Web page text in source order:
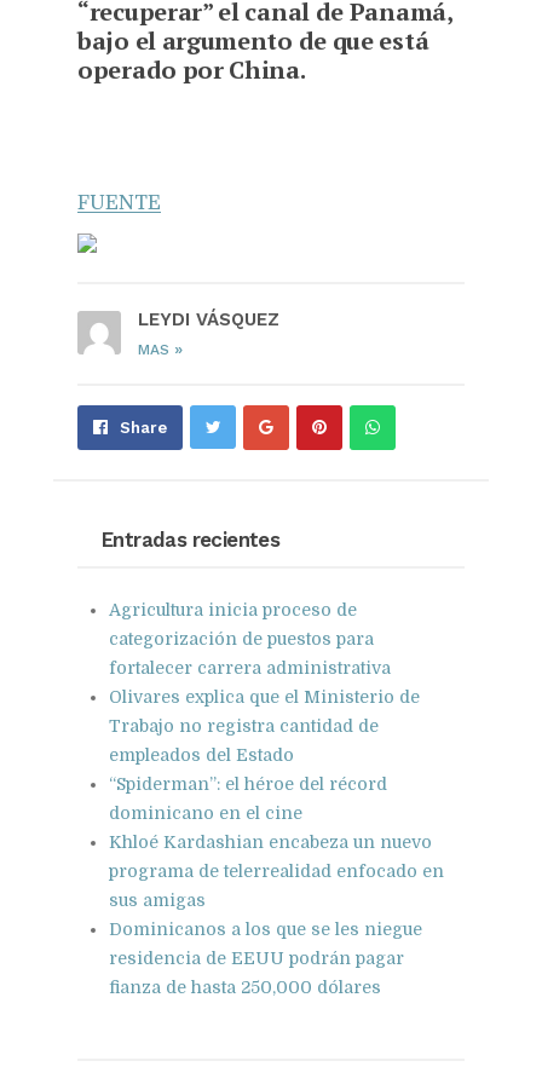
“recuperar” el canal de Panamá,
bajo el argumento de que está
operado por China.
FUENTE
LEYDI VÁSQUEZ
MAS »
Share Share Pin Send
Entradas recientes
Agricultura inicia proceso de
categorización de puestos para
fortalecer carrera administrativa
Olivares explica que el Ministerio de
Trabajo no registra cantidad de
empleados del Estado
“Spiderman”: el héroe del récord
dominicano en el cine
Khloé Kardashian encabeza un nuevo
programa de telerrealidad enfocado en
sus amigas
Dominicanos a los que se les niegue
residencia de EEUU podrán pagar
fianza de hasta 250,000 dólares